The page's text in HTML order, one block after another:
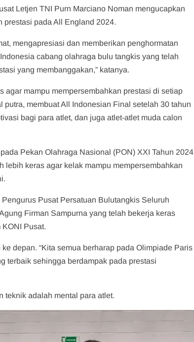
Letjen TNI Purn Marciano Noman mengucapkan
prestasi pada All England 2024.
mengapresiasi dan memberikan penghormatan
cabang olahraga bulu tangkis yang telah
yang membanggakan,” katanya.
agar mampu mempersembahkan prestasi di setiap
membuat All Indonesian Final setelah 30 tahun
bagi para atlet, dan juga atlet-atlet muda calon
Pekan Olahraga Nasional (PON) XXI Tahun 2024
lebih keras agar kelak mampu mempersembahkan
Pusat Persatuan Bulutangkis Seluruh
Firman Sampurna yang telah bekerja keras
KONI Pusat.
depan. “Kita semua berharap pada Olimpiade Paris
terbaik sehingga berdampak pada prestasi
teknik adalah mental para atlet.